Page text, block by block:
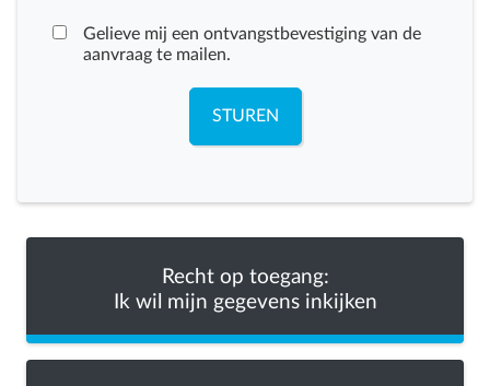
Gelieve mij een ontvangstbevestiging van de
aanvraag te mailen.
STUREN
Recht op toegang:
Ik wil mijn gegevens inkijken